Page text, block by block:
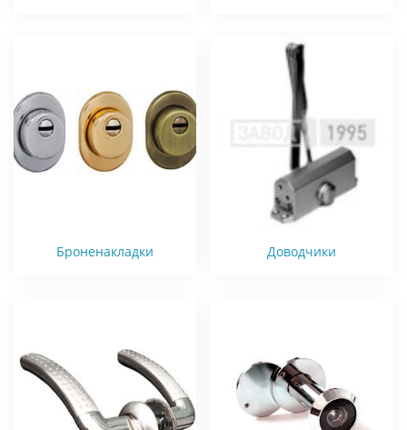
Броненакладки Доводчики